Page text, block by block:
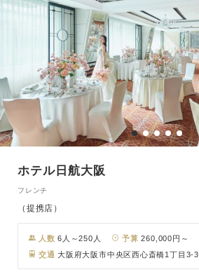
ホテル日航大阪
フレンチ
（提携店）
人数 6人～250人 予算 260,000円～
交通 大阪府大阪市中央区西心斎橋1丁目3-3